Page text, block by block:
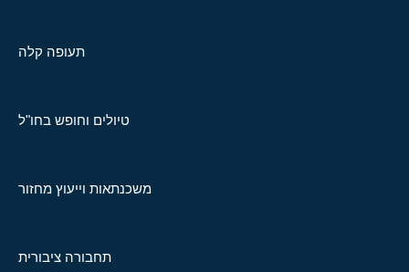
תעופה קלה
טיולים וחופש בחו"ל
משכנתאות וייעוץ מחזור
תחבורה ציבורית